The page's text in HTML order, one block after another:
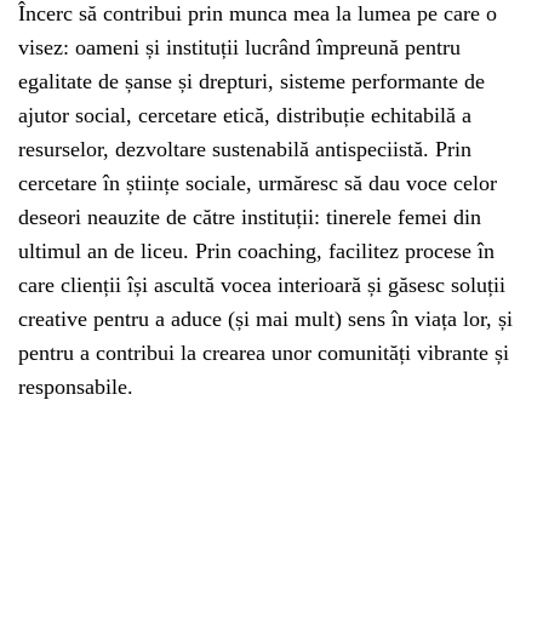
Încerc să contribui prin munca mea la lumea pe care o
visez: oameni și instituții lucrând împreună pentru
egalitate de șanse și drepturi, sisteme performante de
ajutor social, cercetare etică, distribuție echitabilă a
resurselor, dezvoltare sustenabilă antispeciistă. Prin
cercetare în științe sociale, urmăresc să dau voce celor
deseori neauzite de către instituții: tinerele femei din
ultimul an de liceu. Prin coaching, facilitez procese în
care clienții își ascultă vocea interioară și găsesc soluții
creative pentru a aduce (și mai mult) sens în viața lor, și
pentru a contribui la crearea unor comunități vibrante și
responsabile.